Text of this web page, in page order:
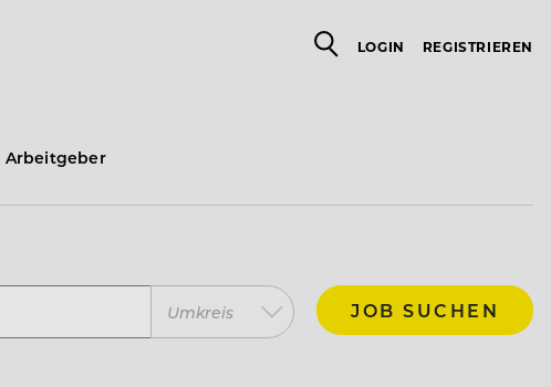
LOGIN REGISTRIEREN
Arbeitgeber
Umkreis JOB SUCHEN